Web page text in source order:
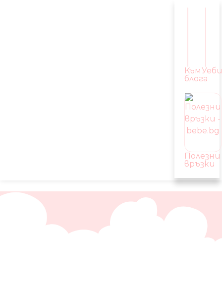
Към
блога
Полезни
връзки